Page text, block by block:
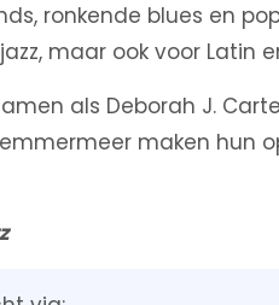
ronkende blues en
maar ook voor Latin
als Deborah J.
maken hun